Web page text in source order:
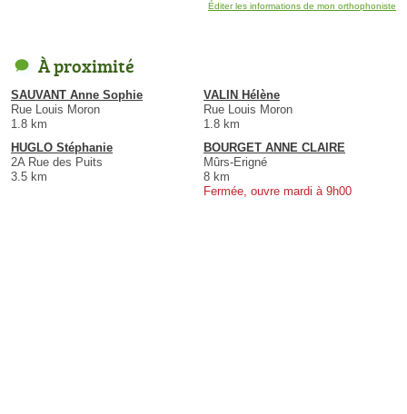
Éditer les informations de mon orthophoniste
À proximité
SAUVANT Anne Sophie
Rue Louis Moron
1.8 km
VALIN Hélène
Rue Louis Moron
1.8 km
HUGLO Stéphanie
2A Rue des Puits
3.5 km
BOURGET ANNE CLAIRE
Mûrs-Erigné
8 km
Fermée, ouvre mardi à 9h00